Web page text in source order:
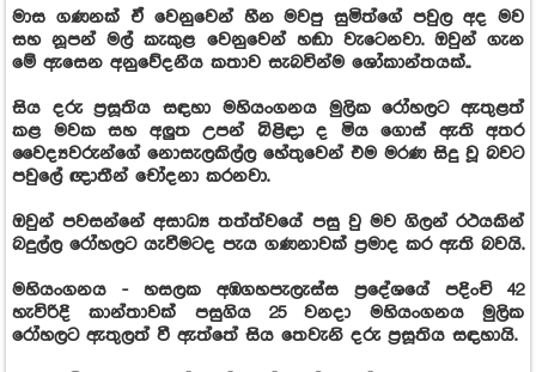
මාස ගණනක් ඒ වෙනුවෙන් හීන මවපු සුමිත්ගේ පවුල අද මව
සහ නූපන් මල් කැකුළ වෙනුවෙන් හඬා වැටෙනවා. ඔවුන් ගැන
මේ ඇසෙන අනුවේදනීය කතාව සැබවින්ම ශෝකාන්තයක්..
සිය දරු ප්‍රසූතිය සඳහා මහියංගනය මුලික රෝහලට ඇතුළත්
කළ මවක සහ අලුත උපන් බිළිඳා ද මිය ගොස් ඇති අතර
වෛද්‍යවරුන්ගේ නොසැලකිල්ල හේතුවෙන් එම මරණ සිදු වූ බවට
පවුලේ ඥාතීන් චෝදනා කරනවා.
ඔවුන් පවසන්නේ අසාධ්‍ය තත්ත්වයේ පසු වු මව ගිලන් රථයකින්
බදුල්ල රෝහලට යැවීමටද පැය ගණනාවක් ප්‍රමාද කර ඇති බවයි.
මහියංගනය - හසලක අඹගහපැලැස්ස ප්‍රදේශයේ පදිංචි 42
හැවිරිදි කාන්තාවක් පසුගිය 25 වනදා මහියංගනය මුලික
රෝහලට ඇතුලත් වී ඇත්තේ සිය තෙවැනි දරු ප්‍රසූතිය සඳහායි.